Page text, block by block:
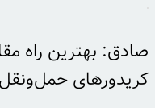
صادق: بهترین راه
کریدورهای